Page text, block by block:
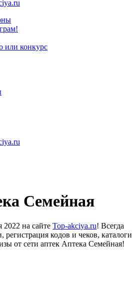
или конкурс
Семейная
на сайте Top-akciya.ru! Всегда
кодов и чеков, каталоги
от сети аптек Аптека Семейная!